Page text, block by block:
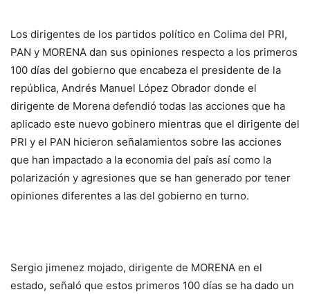
Los dirigentes de los partidos político en Colima del PRI,
PAN y MORENA dan sus opiniones respecto a los primeros
100 días del gobierno que encabeza el presidente de la
república, Andrés Manuel López Obrador donde el
dirigente de Morena defendió todas las acciones que ha
aplicado este nuevo gobinero mientras que el dirigente del
PRI y el PAN hicieron señalamientos sobre las acciones
que han impactado a la economia del país así como la
polarización y agresiones que se han generado por tener
opiniones diferentes a las del gobierno en turno.
Sergio jimenez mojado, dirigente de MORENA en el
estado, señaló que estos primeros 100 días se ha dado un